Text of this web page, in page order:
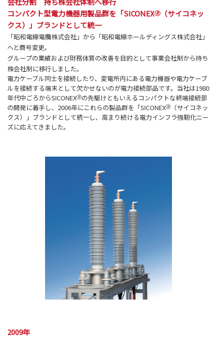
コンパクト型電力機器用製品群を「SICONEX🄬（サイコネッ
クス）」ブランドとして統一
「昭和電線電纜株式会社」から「昭和電線ホールディングス株式会社」
へと商号変更。
グループの業績および財務体質の改善を目的として事業会社制から持ち
株会社制に移行しました。
電力ケーブル同士を接続したり、変電所内にある電力機器や電力ケーブ
ルを接続する端末として欠かせないのが電力接続部品です。当社は1980
年代中ごろからSICONEX🄬の先駆けともいえるコンパクトな終端接続部
の開発に着手し、2006年にこれらの製品群を「SICONEX🄬 （サイコネッ
クス）」ブランドとして統一し、高まり続ける電力インフラ強靭化ニー
ズに応えてきました。
2009年